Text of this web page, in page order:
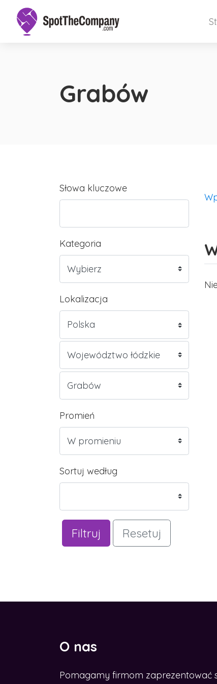
Grabów
Słowa kluczowe
Kategoria
Lokalizacja
Promień
Sortuj według
Filtruj Resetuj
O nas
Pomagamy firmom zaprezentować
ROZWINĄĆ BIZNES W